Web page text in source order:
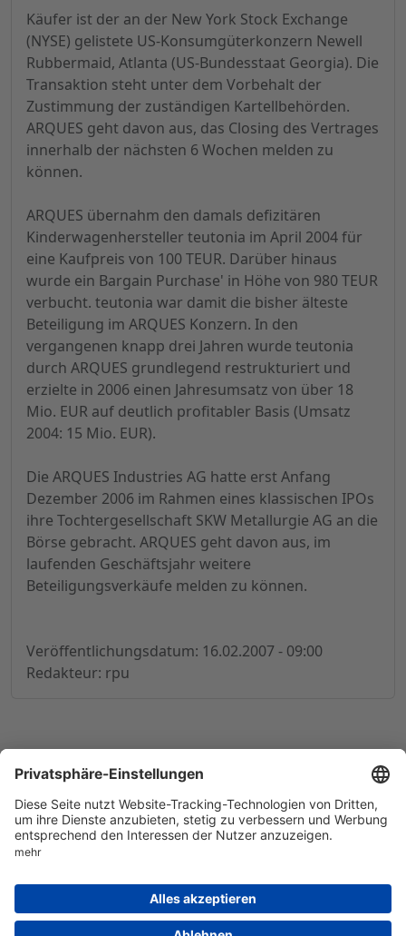
Käufer ist der an der New York Stock Exchange
(NYSE) gelistete US-Konsumgüterkonzern Newell
Rubbermaid, Atlanta (US-Bundesstaat Georgia). Die
Transaktion steht unter dem Vorbehalt der
Zustimmung der zuständigen Kartellbehörden.
ARQUES geht davon aus, das Closing des Vertrages
innerhalb der nächsten 6 Wochen melden zu
können.
ARQUES übernahm den damals defizitären
Kinderwagenhersteller teutonia im April 2004 für
eine Kaufpreis von 100 TEUR. Darüber hinaus
wurde ein Bargain Purchase' in Höhe von 980 TEUR
verbucht. teutonia war damit die bisher älteste
Beteiligung im ARQUES Konzern. In den
vergangenen knapp drei Jahren wurde teutonia
durch ARQUES grundlegend restrukturiert und
erzielte in 2006 einen Jahresumsatz von über 18
Mio. EUR auf deutlich profitabler Basis (Umsatz
2004: 15 Mio. EUR).
Die ARQUES Industries AG hatte erst Anfang
Dezember 2006 im Rahmen eines klassischen IPOs
ihre Tochtergesellschaft SKW Metallurgie AG an die
Börse gebracht. ARQUES geht davon aus, im
laufenden Geschäftsjahr weitere
Beteiligungsverkäufe melden zu können.
Veröffentlichungsdatum: 16.02.2007 - 09:00
Redakteur: rpu
© 1998-2026by GSC Research GmbH
Datenschutz